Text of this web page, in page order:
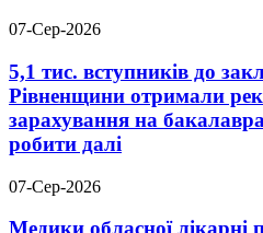
07-Сер-2026
5,1 тис. вступників до
Рівненщини отримали
зарахування на
робити далі
07-Сер-2026